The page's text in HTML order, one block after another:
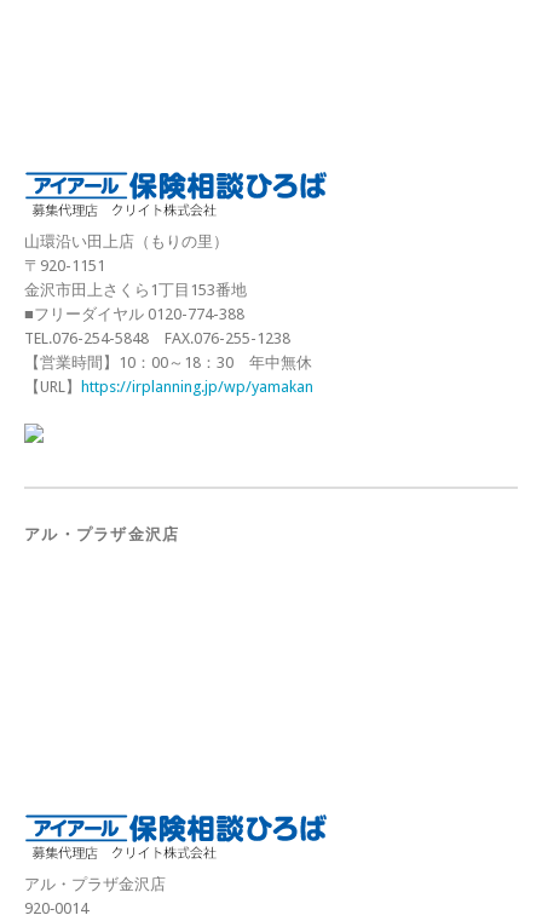
山環沿い田上店（もりの里）
〒920-1151
金沢市田上さくら1丁目153番地
■フリーダイヤル 0120-774-388
TEL.076-254-5848 FAX.076-255-1238
【営業時間】10：00～18：30 年中無休
【URL】 https://irplanning.jp/wp/yamakan
アル・プラザ金沢店
アル・プラザ金沢店
920‐0014